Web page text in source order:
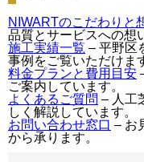
NIWARTのこだわりと
品質とサービスへの想
施工実績一覧 – 平野区
事例をご覧いただけま
料金プランと費用目安
ご案内しています。
よくあるご質問 – 人工
しく解説しています。
お問い合わせ窓口 – お
から承ります。